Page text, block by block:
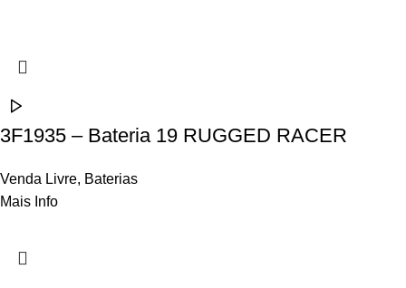
3F1935 – Bateria 19 RUGGED RACER
Venda Livre, Baterias
Mais Info